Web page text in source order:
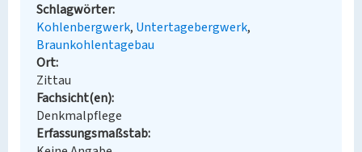
Schlagwörter
Kohlenbergwerk Untertagebergwerk
Braunkohlentagebau
Ort
Zittau
Fachsicht(en)
Denkmalpflege
Erfassungsmaßstab